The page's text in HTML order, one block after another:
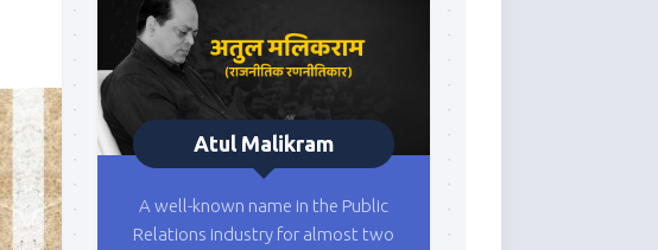
Atul Malikram
A well-known name in the Public
Relations industry for almost two